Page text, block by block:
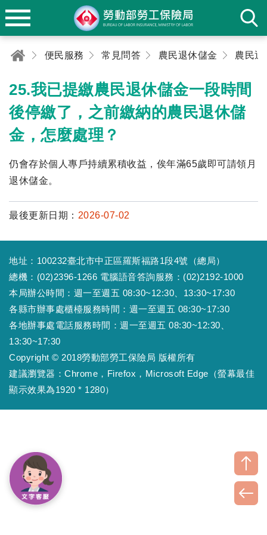
便民服務 常見問答 農民退休儲金 農民退
25.我已提繳農民退休儲金一段時間
後停繳了，之前繳納的農民退休儲
金，怎麼處理？
仍會存於個人專戶持續累積收益，俟年滿65歲即可請領月
退休儲金。
最後更新日期： 2026-07-02
地址：100232臺北市中正區羅斯福路1段4號（總局）
總機：(02)2396-1266 電腦語音答詢服務：(02)2192-1000
本局辦公時間：週一至週五 08:30~12:30、13:30~17:30
各縣市辦事處櫃檯服務時間：週一至週五 08:30~17:30
各地辦事處電話服務時間：週一至週五 08:30~12:30、
13:30~17:30
Copyright © 2018勞動部勞工保險局 版權所有
建議瀏覽器：Chrome，Firefox，Microsoft Edge（螢幕最佳
顯示效果為1920 * 1280）